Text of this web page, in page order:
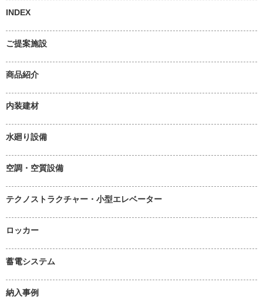
INDEX
ご提案施設
商品紹介
内装建材
水廻り設備
空調・空質設備
テクノストラクチャー・小型エレベーター
ロッカー
蓄電システム
納入事例